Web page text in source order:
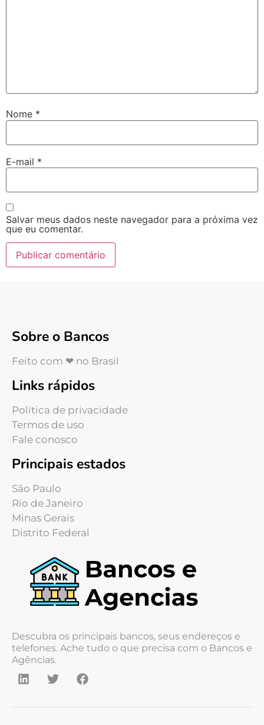
Nome *
E-mail *
Salvar meus dados neste navegador para a próxima vez
que eu comentar.
Sobre o Bancos
Feito com ❤ no Brasil
Links rápidos
Política de privacidade
Termos de uso
Fale conosco
Principais estados
São Paulo
Rio de Janeiro
Minas Gerais
Distrito Federal
Descubra os principais bancos, seus endereços e
telefones. Ache tudo o que precisa com o Bancos e
Agências.